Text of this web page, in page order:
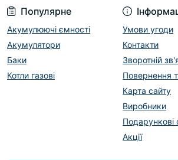
Популярне
Акумулюючі ємності
Акумулятори
Баки
Котли газові
Умови угоди
Контакти
Зворотній
Повернення
Карта сайту
Виробники
Подарункові
Акції